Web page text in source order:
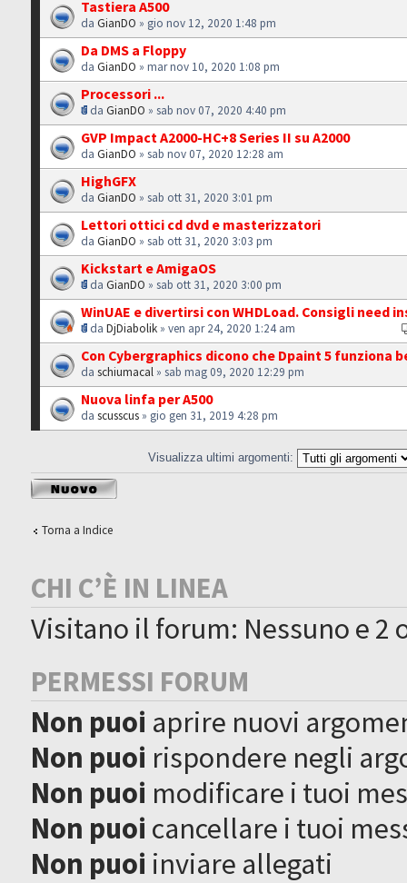
Tastiera A500
daGianDO » gio nov 12, 2020 1:48 pm
Da DMS a Floppy
daGianDO » mar nov 10, 2020 1:08 pm
Processori ...
daGianDO » sab nov 07, 2020 4:40 pm
GVP Impact A2000-HC+8 Series II su A2000
daGianDO » sab nov 07, 2020 12:28 am
HighGFX
daGianDO » sab ott 31, 2020 3:01 pm
Lettori ottici cd dvd e masterizzatori
daGianDO » sab ott 31, 2020 3:03 pm
Kickstart e AmigaOS
daGianDO » sab ott 31, 2020 3:00 pm
WinUAE e divertirsi con WHDLoad. Consigli need
daDjDiabolik » ven apr 24, 2020 1:24 am
Con Cybergraphics dicono che Dpaint 5 funziona
daschiumacal » sab mag 09, 2020 12:29 pm
Nuova linfa per A500
dascusscus » gio gen 31, 2019 4:28 pm
Visualizza ultimi argomenti:
Scrivi un nuovo
argomento
Torna a Indice
CHI C’È IN LINEA
Visitano il forum: Nessuno e 2
PERMESSI FORUM
Non puoi aprire nuovi
Non puoi rispondere negli
Non puoi modificare i tuoi
Non puoi cancellare i tuoi
Non puoi inviare allegati